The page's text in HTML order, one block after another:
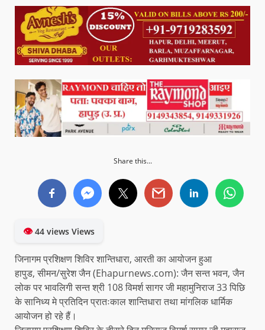
Share this...
👁44 views Views
जिनागम प्रशिक्षण शिविर शान्तिधारा, आरती का आयोजन हुआ
हापुड, सीमन/सुरेश जैन (Ehapurnews.com): जैन सन्त भवन, जैन
लोक पर भावलिगी सन्त श्री 108 विमर्श सागर जी महामुनिराज 33 पिछि
के सानिध्य मे प्रतिदिन प्रातःकाल शान्तिधारा तथा मांगलिक धार्मिक
आयोजन हो रहे हैं।